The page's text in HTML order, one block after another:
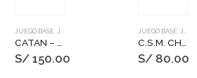
JUEGO BASE, JUEGOS DE MESA
S/150.00
JUEGO BASE, JUEGOS DE MESA
S/80.00